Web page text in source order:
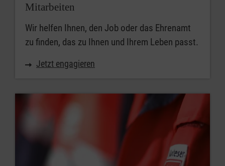
Mitarbeiten
Wir helfen Ihnen, den Job oder das Ehrenamt
zu finden, das zu Ihnen und Ihrem Leben passt.
Jetzt engagieren